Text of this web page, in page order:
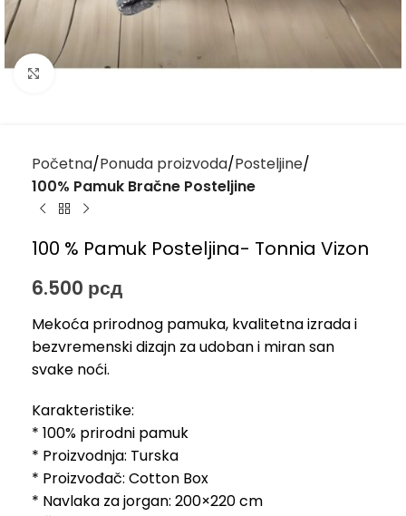
Kliknite za uvećanje
Početna Ponuda proizvoda Posteljine
100% Pamuk Bračne Posteljine
100 % Pamuk Posteljina- Tonnia Vizon
6.500 рсд
Mekoća prirodnog pamuka, kvalitetna izrada i
bezvremenski dizajn za udoban i miran san
svake noći.
Karakteristike:
* 100% prirodni pamuk
* Proizvodnja: Turska
* Proizvođač: Cotton Box
* Navlaka za jorgan: 200×220 cm